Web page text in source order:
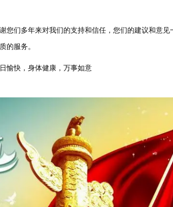
们多年来对我们的支持和信任，您们的建议和意见
的服务。
愉快，身体健康，万事如意